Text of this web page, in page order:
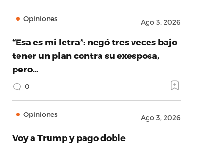
Opiniones Ago 3, 2026
“Esa es mi letra”: negó tres veces bajo
tener un plan contra su exesposa,
pero…
0
Opiniones Ago 3, 2026
Voy a Trump y pago doble